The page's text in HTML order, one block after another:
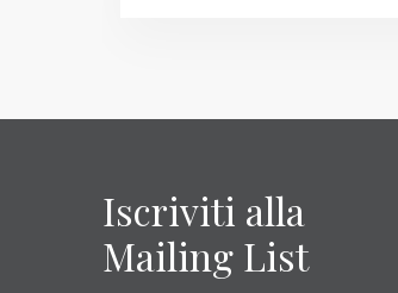
Iscriviti alla
Mailing List